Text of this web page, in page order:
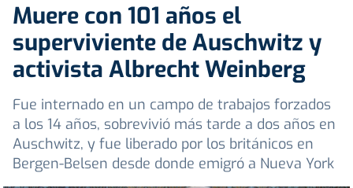
Muere con 101 años el
superviviente de Auschwitz y
activista Albrecht Weinberg
Fue internado en un campo de trabajos forzados
a los 14 años, sobrevivió más tarde a dos años en
Auschwitz, y fue liberado por los británicos en
Bergen-Belsen desde donde emigró a Nueva York